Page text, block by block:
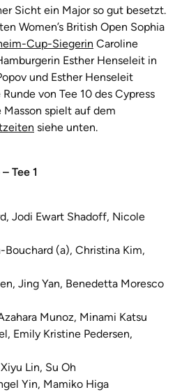
Sicht ein Major so gut besetzt.
Women’s British Open Sophia
Cup-Siegerin Caroline
Esther Henseleit in
und Esther Henseleit
von Tee 10 des Cypress
spielt auf dem
siehe unten.
Tee 1
Jodi Ewart Shadoff, Nicole
Bouchard (a), Christina Kim,
Jing Yan, Benedetta Moresco
Munoz, Minami Katsu
Emily Kristine Pedersen,
Lin, Su Oh
Yin, Mamiko Higa